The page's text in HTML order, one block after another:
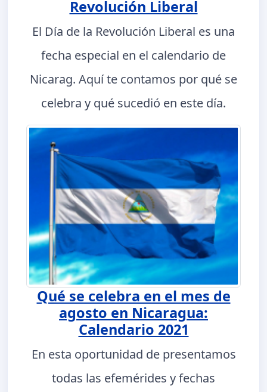
Revolución Liberal
El Día de la Revolución Liberal es una
fecha especial en el calendario de
Nicarag. Aquí te contamos por qué se
celebra y qué sucedió en este día.
Qué se celebra en el mes de
agosto en Nicaragua:
Calendario 2021
En esta oportunidad de presentamos
todas las efemérides y fechas